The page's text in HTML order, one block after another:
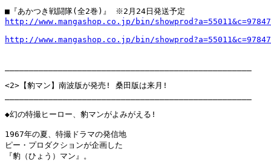
http://www.mangashop.co.jp/bin/
http://www.mangashop.co.jp/bin/
<2>【豹マン】南波版が発売! 桑田版は来月!
◆幻の特撮ヒーロー、豹マンがよみがえる!
1967年の夏、特撮ドラマの発信地
ピー・プロダクションが企画した
『豹（ひょう）マン』。